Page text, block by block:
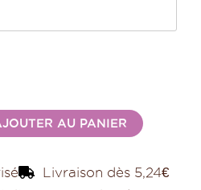
AU PANIER
Livraison dès 5,24€